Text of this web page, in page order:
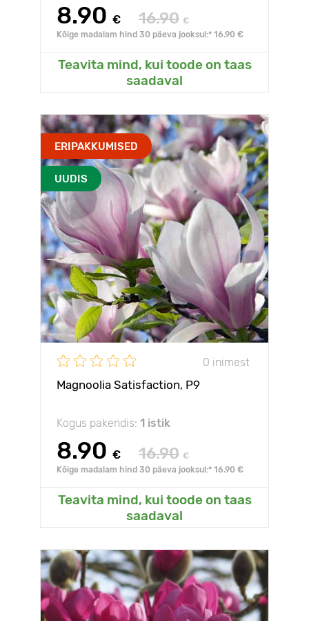
8.90 € 16.90 €
Kõige madalam hind 30 päeva jooksul:* 16.90 €
Teavita mind, kui toode on taas
saadaval
ERIPAKKUMISED
UUDIS
0 inimest
Magnoolia Satisfaction, P9
Kogus pakendis: 1 istik
8.90 € 16.90 €
Kõige madalam hind 30 päeva jooksul:* 16.90 €
Teavita mind, kui toode on taas
saadaval